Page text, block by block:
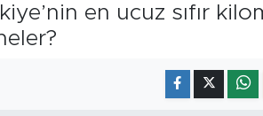
en ucuz sıfır